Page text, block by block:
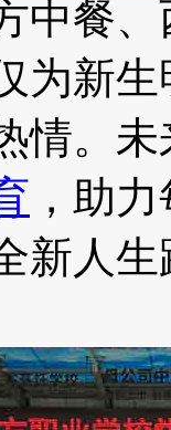
中餐
为新
情。
，助
新人